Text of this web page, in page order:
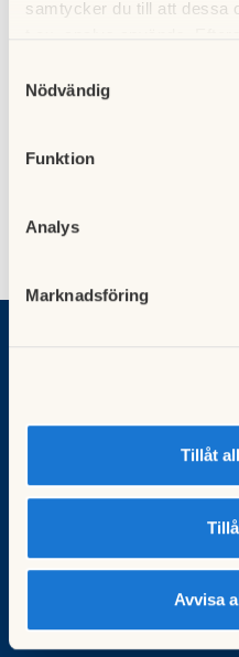
samtycker du till att dessa
cookies och välja att
Nödvändig
Funktion
Analys
Marknadsföring
Tillåt
Avvisa
2022-06-07.pdf
010-442 20 00 |
Cookieinställningar
Redigera hemsida